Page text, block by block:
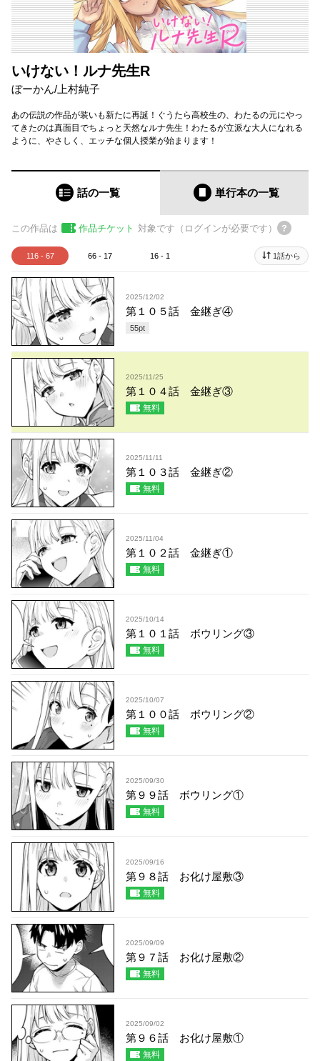
いけない！ルナ先生R
ぼーかん/ 上村純子
あの伝説の作品が装いも新たに再誕！ぐうたら高校生の、わたるの元にやっ
てきたのは真面目でちょっと天然なルナ先生！わたるが立派な大人になれる
ように、やさしく、エッチな個人授業が始まります！
話の一覧 単行本の一覧
この作品は 作品チケット 対象です（ログインが必要です）
116 - 67 66 - 17 16 - 1 1話から
2025/12/02
第１０５話 金継ぎ④
55pt
2025/11/25
第１０４話 金継ぎ③
無料
2025/11/11
第１０３話 金継ぎ②
無料
2025/11/04
第１０２話 金継ぎ①
無料
2025/10/14
第１０１話 ボウリング③
無料
2025/10/07
第１００話 ボウリング②
無料
2025/09/30
第９９話 ボウリング①
無料
2025/09/16
第９８話 お化け屋敷③
無料
2025/09/09
第９７話 お化け屋敷②
無料
2025/09/02
第９６話 お化け屋敷①
無料